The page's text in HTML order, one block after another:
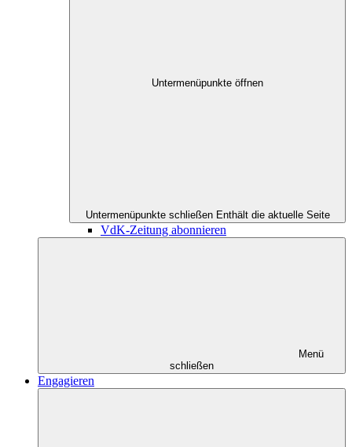
Untermenüpunkte öffnen
Untermenüpunkte schließen Enthält die aktuelle Seite
VdK-Zeitung abonnieren
Menü
schließen
Engagieren